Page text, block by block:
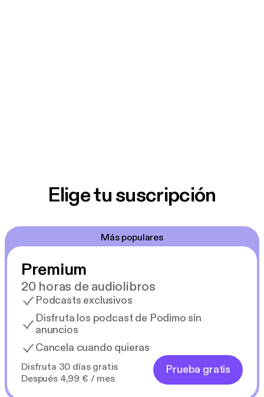
Elige tu suscripción
Más populares
Premium
20 horas de audiolibros
Podcasts exclusivos
Disfruta los podcast de Podimo sin
anuncios
Cancela cuando quieras
Disfruta 30 días gratis
Después 4,99 € / mes
Prueba gratis